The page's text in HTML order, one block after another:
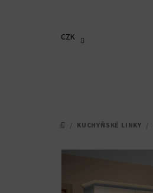
CZK
DOMŮ
/ KUCHYŇSKÉ LINKY /